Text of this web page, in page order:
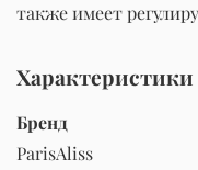
также имеет
Характеристики
Бренд
ParisAliss